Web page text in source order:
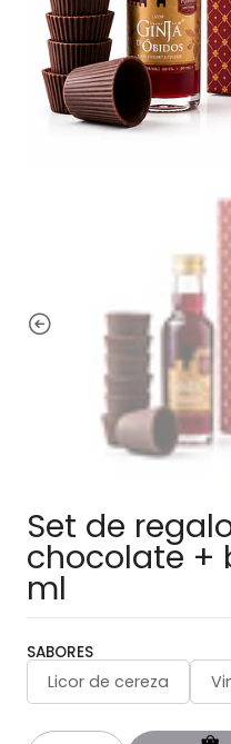
Set de
chocolate +
ml
SABORES
Licor de cereza